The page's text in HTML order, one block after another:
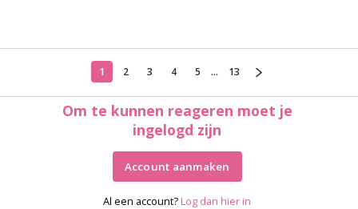
1 2 3 4 5 ... 13
Om te kunnen reageren moet je
ingelogd zijn
Account aanmaken
Al een account? Log dan hier in